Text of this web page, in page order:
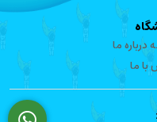
ما
ما